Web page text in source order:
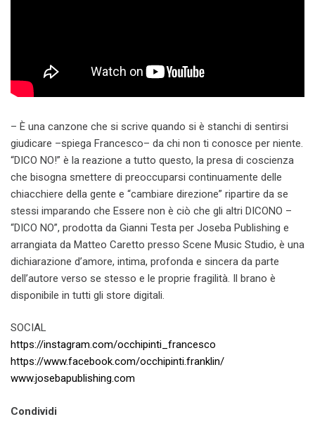
– È una canzone che si scrive quando si è stanchi di sentirsi
giudicare –spiega Francesco– da chi non ti conosce per niente.
“DICO NO!” è la reazione a tutto questo, la presa di coscienza
che bisogna smettere di preoccuparsi continuamente delle
chiacchiere della gente e “cambiare direzione” ripartire da se
stessi imparando che Essere non è ciò che gli altri DICONO –
“DICO NO”, prodotta da Gianni Testa per Joseba Publishing e
arrangiata da Matteo Caretto presso Scene Music Studio, è una
dichiarazione d’amore, intima, profonda e sincera da parte
dell’autore verso se stesso e le proprie fragilità. Il brano è
disponibile in tutti gli store digitali.
SOCIAL
https://instagram.com/occhipinti_francesco
https://www.facebook.com/occhipinti.franklin/
www.josebapublishing.com
Condividi